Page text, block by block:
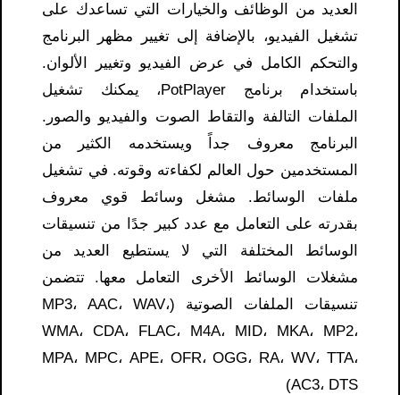
العديد من الوظائف والخيارات التي تساعدك على
تشغيل الفيديو، بالإضافة إلى تغيير مظهر البرنامج
والتحكم الكامل في عرض الفيديو وتغيير الألوان.
باستخدام برنامج PotPlayer، يمكنك تشغيل
الملفات التالفة والتقاط الصوت والفيديو والصور.
البرنامج معروف جداً ويستخدمه الكثير من
المستخدمين حول العالم لكفاءته وقوته. في تشغيل
ملفات الوسائط. مشغل وسائط قوي معروف
بقدرته على التعامل مع عدد كبير جدًا من تنسيقات
الوسائط المختلفة التي لا يستطيع العديد من
مشغلات الوسائط الأخرى التعامل معها. تتضمن
تنسيقات الملفات الصوتية (MP3، AAC، WAV،
WMA، CDA، FLAC، M4A، MID، MKA، MP2،
MPA، MPC، APE، OFR، OGG، RA، WV، TTA،
AC3، DTS)